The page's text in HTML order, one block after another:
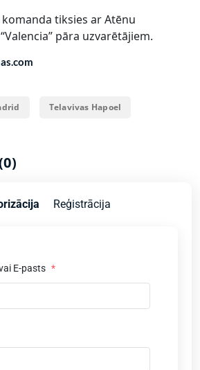
tiksies ar Atēnu
pāra uzvarētājiem.
Telavivas Hapoel
Reģistrācija
E-pasts *